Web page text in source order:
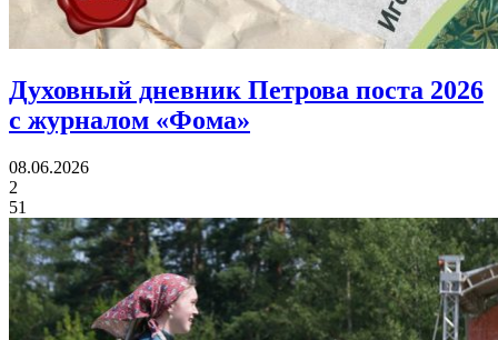
Духовный дневник Петрова поста 2026
с журналом «Фома»
08.06.2026
2
51